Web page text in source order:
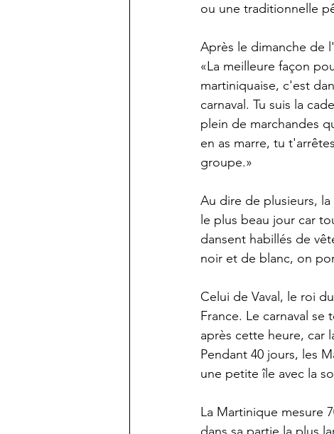
ou une traditionnelle
Après le dimanche de
«La meilleure façon
martiniquaise, c'est
carnaval. Tu suis la
plein de marchandes
en as marre, tu
groupe.»
Au dire de plusieurs,
le plus beau jour car
dansent habillés de
noir et de blanc, on
Celui de Vaval, le roi
France. Le carnaval
après cette heure, car
Pendant 40 jours, les
une petite île avec la
La Martinique mesure